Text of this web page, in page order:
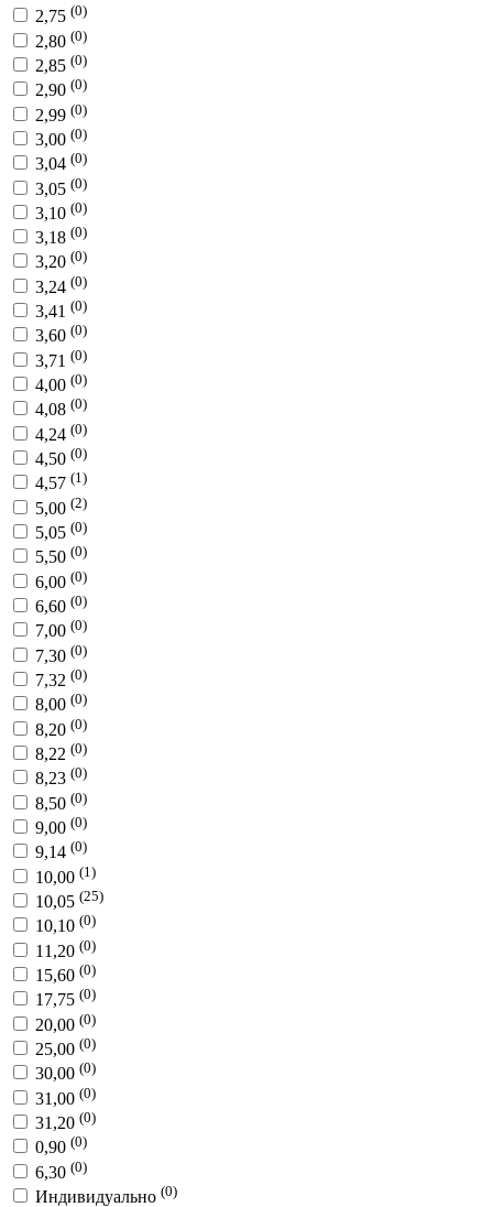
2,75 (0)
2,80 (0)
2,85 (0)
2,90 (0)
2,99 (0)
3,00 (0)
3,04 (0)
3,05 (0)
3,10 (0)
3,18 (0)
3,20 (0)
3,24 (0)
3,41 (0)
3,60 (0)
3,71 (0)
4,00 (0)
4,08 (0)
4,24 (0)
4,50 (0)
4,57 (1)
5,00 (2)
5,05 (0)
5,50 (0)
6,00 (0)
6,60 (0)
7,00 (0)
7,30 (0)
7,32 (0)
8,00 (0)
8,20 (0)
8,22 (0)
8,23 (0)
8,50 (0)
9,00 (0)
9,14 (0)
10,00 (1)
10,05 (25)
10,10 (0)
11,20 (0)
15,60 (0)
17,75 (0)
20,00 (0)
25,00 (0)
30,00 (0)
31,00 (0)
31,20 (0)
0,90 (0)
6,30 (0)
Индивидуально (0)